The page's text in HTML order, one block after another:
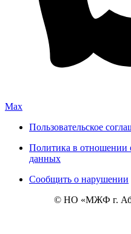
Max
Пользовательское
Политика в отношении
данных
Сообщить о нарушении
© НО «МЖФ г.